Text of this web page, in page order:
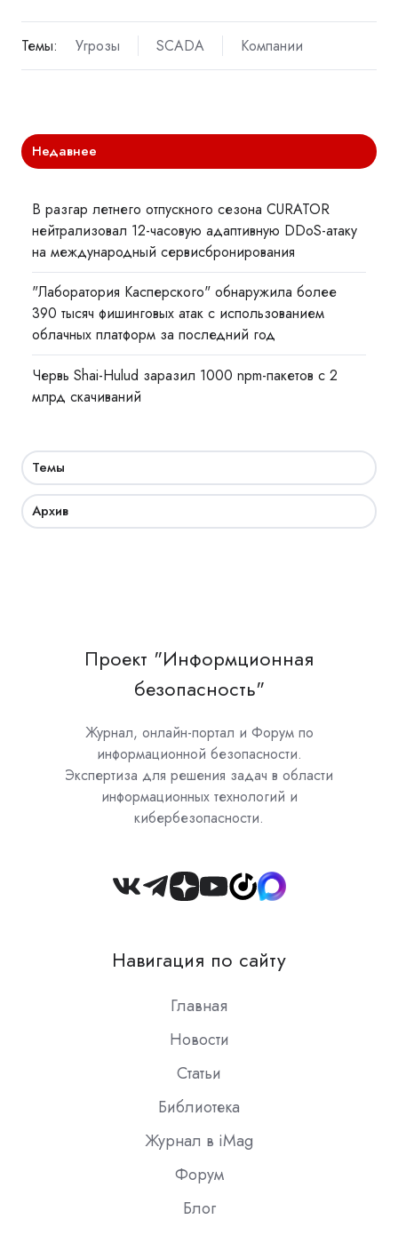
Темы: Угрозы SCADA Компании
Недавнее
В разгар летнего отпускного сезона CURATOR
нейтрализовал 12-часовую адаптивную DDoS-атаку
на международный сервисбронирования
"Лаборатория Касперского" обнаружила более
390 тысяч фишинговых атак с использованием
облачных платформ за последний год
Червь Shai-Hulud заразил 1000 npm-пакетов с 2
млрд скачиваний
Темы
Архив
Проект "Информционная
безопасность"
Журнал, онлайн-портал и Форум по
информационной безопасности.
Экспертиза для решения задач в области
информационных технологий и
кибербезопасности.
Join
Slack
Навигация по сайту
Главная
Новости
Статьи
Библиотека
Журнал в iMag
Форум
Блог